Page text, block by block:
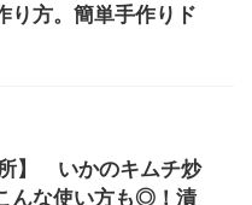
り方。簡単手作りド
所】 いかのキムチ炒
んな使い方も◎！漬